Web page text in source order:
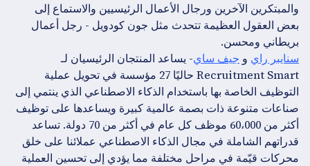
والمبتكرين الآخرين ورجال الأعمال الرئيسيين والاستماع إلى
بعض العقول العظيمة تتحدث مثل جون كودويل - رجل أعمال
بريطاني ومحسن.
سنايبر رايو جيف ساي- يساعد المنتجان الرئيسيان لـ
Recruitment Smart حاليًا 27 مؤسسة في تحويل عملية
التوظيف الخاصة بها باستخدام الذكاء الاصطناعي الذي ينتمي إلى
صناعات متنوعة ذات بصمة عالمية كبيرة ويساعدها على توظيف
أكثر من 60،000 موظف كل عام في أكثر من 70 دولة. تساعد
قدراتهم الشاملة في مجال الذكاء الاصطناعي عملائنا على خلق
محركات قيّمة في مراحل مختلفة مما يؤدي إلى تحسين العملية